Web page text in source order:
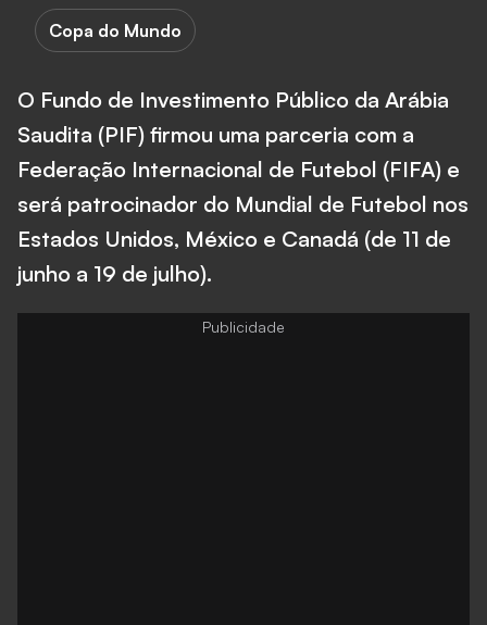
Copa do Mundo
O Fundo de Investimento Público da Arábia
Saudita (PIF) firmou uma parceria com a
Federação Internacional de Futebol (FIFA) e
será patrocinador do Mundial de Futebol nos
Estados Unidos, México e Canadá (de 11 de
junho a 19 de julho).